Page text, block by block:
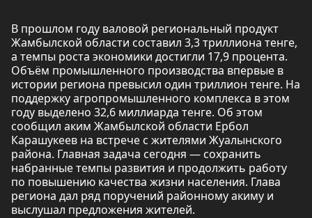
В прошлом году валовой региональный продукт
Жамбылской области составил 3,3 триллиона тенге,
а темпы роста экономики достигли 17,9 процента.
Объём промышленного производства впервые в
истории региона превысил один триллион тенге. На
поддержку агропромышленного комплекса в этом
году выделено 32,6 миллиарда тенге. Об этом
сообщил аким Жамбылской области Ербол
Карашукеев на встрече с жителями Жуалынского
района. Главная задача сегодня — сохранить
набранные темпы развития и продолжить работу
по повышению качества жизни населения. Глава
региона дал ряд поручений районному акиму и
выслушал предложения жителей.